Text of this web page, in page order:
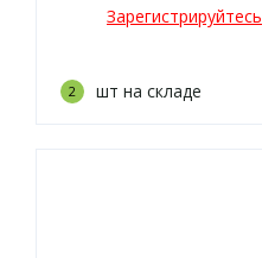
Зарегистрируйтесь
2 шт на складе